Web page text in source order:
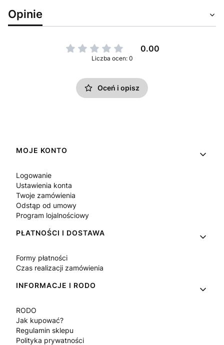
Opinie
0.00
Liczba ocen: 0
Oceń i opisz
Linki w stopce
MOJE KONTO
Logowanie
Ustawienia konta
Twoje zamówienia
Odstąp od umowy
Program lojalnościowy
PŁATNOŚCI I DOSTAWA
Formy płatności
Czas realizacji zamówienia
INFORMACJE I RODO
RODO
Jak kupować?
Regulamin sklepu
Polityka prywatności